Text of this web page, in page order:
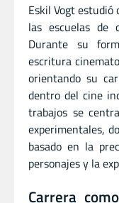
Eskil Vogt estudió
las escuelas de
Durante su
escritura
orientando su
dentro del cine
trabajos se
experimentales,
basado en la
personajes y la
Carrera